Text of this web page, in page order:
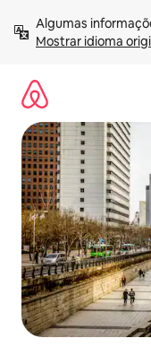
para
Mostrar idioma